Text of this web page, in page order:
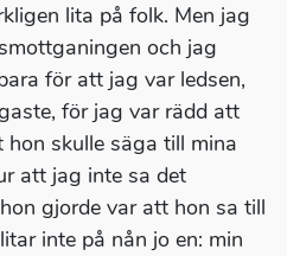
lita på folk. Men jag
och jag
för att jag var ledsen,
för jag var rädd att
skulle säga till mina
att jag inte sa det
gjorde var att hon sa till
inte på nån jo en: min